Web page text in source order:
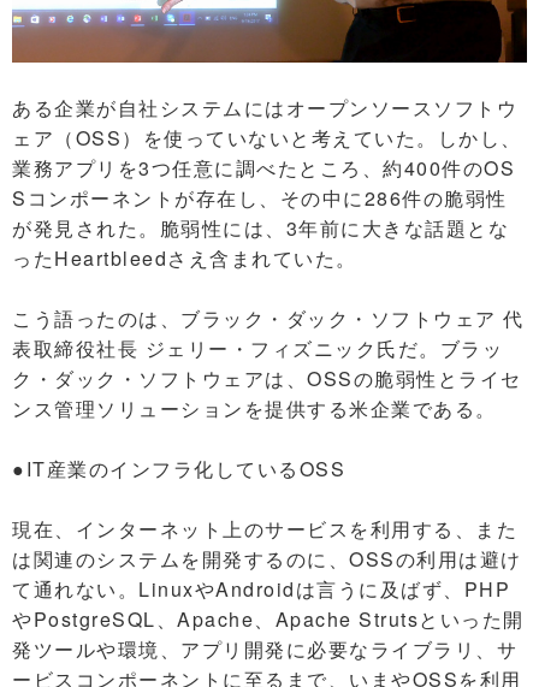
ある企業が自社システムにはオープンソースソフトウ
ェア（OSS）を使っていないと考えていた。しかし、
業務アプリを3つ任意に調べたところ、約400件のOS
Sコンポーネントが存在し、その中に286件の脆弱性
が発見された。脆弱性には、3年前に大きな話題とな
ったHeartbleedさえ含まれていた。
こう語ったのは、ブラック・ダック・ソフトウェア 代
表取締役社長 ジェリー・フィズニック氏だ。ブラッ
ク・ダック・ソフトウェアは、OSSの脆弱性とライセ
ンス管理ソリューションを提供する米企業である。
●IT産業のインフラ化しているOSS
現在、インターネット上のサービスを利用する、また
は関連のシステムを開発するのに、OSSの利用は避け
て通れない。LinuxやAndroidは言うに及ばず、PHP
やPostgreSQL、Apache、Apache Strutsといった開
発ツールや環境、アプリ開発に必要なライブラリ、サ
ービスコンポーネントに至るまで、いまやOSSを利用